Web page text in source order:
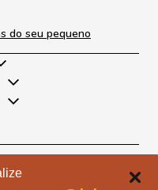
do seu pequeno